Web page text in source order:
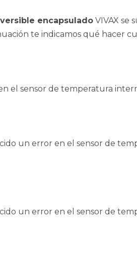
encapsulado VIVAX se
te indicamos qué hacer
el sensor de temperatura
un error en el sensor de
un error en el sensor de